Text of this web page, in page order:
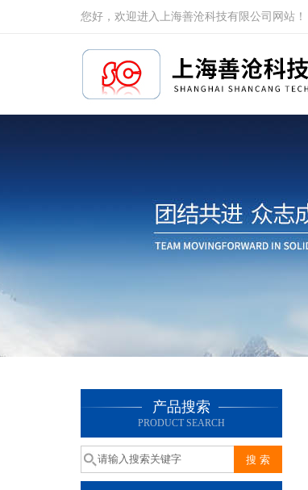
您好，欢迎进入上海善沧科技有限公司网站！
产品搜索
PRODUCT SEARCH